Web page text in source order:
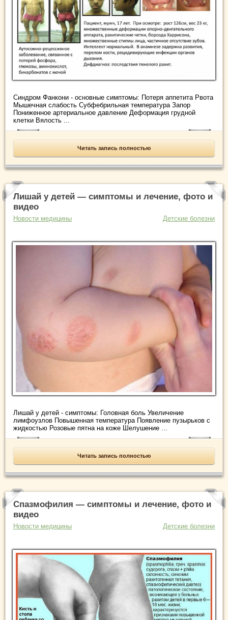
Синдром Фанкони - основные симптомы: Потеря аппетита Рвота
Мышечная слабость Субфебрильная температура Запор
Пониженное артериальное давление Деформация грудной
клетки Вялость ...
Читать запись полностью
Лишай у детей — симптомы и лечение, фото и
видео
Новости медицины Детские болезни
Лишай у детей - симптомы: Головная боль Увеличение
лимфоузлов Повышенная температура Появление пузырьков с
жидкостью Розовые пятна на коже Шелушение ...
Читать запись полностью
Спазмофилия — симптомы и лечение, фото и
видео
Новости медицины Детские болезни